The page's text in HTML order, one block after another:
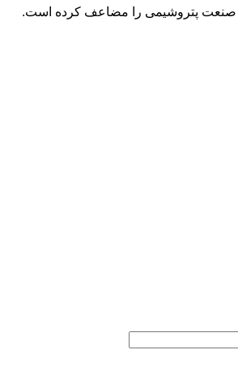
صنعت پتروشیمی را مضاعف کرده است.